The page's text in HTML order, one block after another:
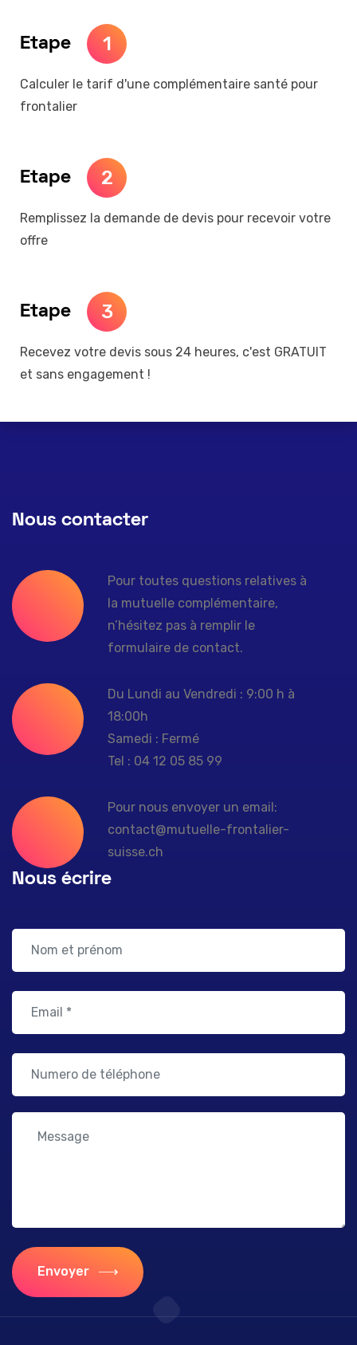
Etape 1
Calculer le tarif d'une complémentaire santé pour
frontalier
Etape 2
Remplissez la demande de devis pour recevoir votre
offre
Etape 3
Recevez votre devis sous 24 heures, c'est GRATUIT
et sans engagement !
Nous contacter
Pour toutes questions relatives à
la mutuelle complémentaire,
n’hésitez pas à remplir le
formulaire de contact.
Du Lundi au Vendredi : 9:00 h à
18:00h
Samedi : Fermé
Tel : 04 12 05 85 99
Pour nous envoyer un email:
contact@mutuelle-frontalier-
suisse.ch
Nous écrire
Envoyer